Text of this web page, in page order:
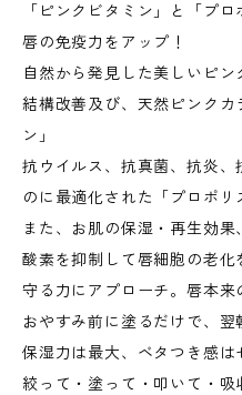
「ピンクビタミン」と「プロ
唇の免疫力をアップ！
自然から発見した美しいピン
結構改善及び、天然ピンクカ
ン」
抗ウイルス、抗真菌、抗炎
のに最適化された「プロポリ
また、お肌の保湿・再生効
酸素を抑制して唇細胞の老化
守る力にアプローチ。唇本来
おやすみ前に塗るだけで、翌
保湿力は最大、ベタつき感は
絞って・塗って・叩いて・吸